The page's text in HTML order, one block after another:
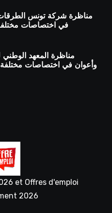
في اختصاصات مختلفة آخر أجل
مناظرة المعهد
et Offres d'emploi
2026